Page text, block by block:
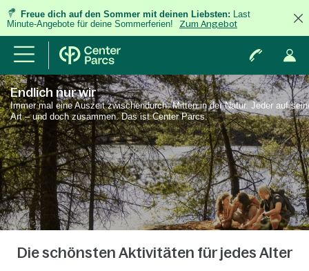
Freue dich auf den Sommer mit deinen Liebsten: Last
Minute-Angebote für deine Sommerferien!
Zum Angebot
Endlich nur wir
Immer mal eine Auszeit zwischendurch. Mitten in der Natur. Jeder auf
Art – und doch zusammen. Das ist Center Parcs.
Die schönsten Aktivitäten für jedes Alter